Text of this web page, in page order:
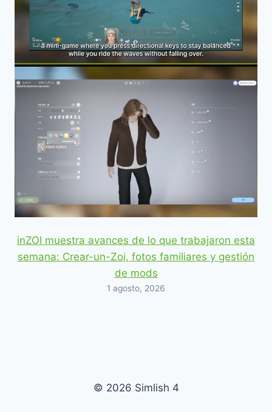
inZOI muestra avances de lo que trabajaron esta
semana: Crear-un-Zoi, fotos familiares y gestión
de mods
1 agosto, 2026
© 2026 Simlish 4